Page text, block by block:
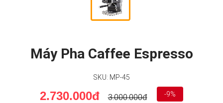
Máy Pha Caffee Espresso
SKU: MP-45
2.730.000đ 3.000.000đ -9%